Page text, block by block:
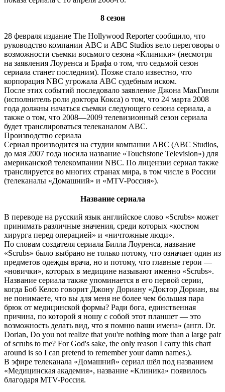
8 сезон
28 февраля издание The Hollywood Reporter сообщило, что
руководство компании ABC и ABC Studios вело переговоры о
возможности съемки восьмого сезона «Клиники» (несмотря
на заявления Лоуренса и Брафа о том, что седьмой сезон
сериала станет последним). Позже стало известно, что
корпорация NBC угрожала ABC судебным иском.
После этих событий последовало заявление Джона МакГинли
(исполнитель роли доктора Кокса) о том, что 24 марта 2008
года должны начаться съемки следующего сезона сериала, а
также о том, что 2008—2009 телевизионный сезон сериала
будет транслироваться телеканалом ABC.
Производство сериала
Сериал производится на студии компании ABC (ABC Studios,
до мая 2007 года носила название «Touchstone Television») для
американской телекомпании NBC. По лицензии сериал также
транслируется во многих странах мира, в том числе в России
(телеканалы «Домашний» и «MTV-Россия»).
Название сериала
В переводе на русский язык английское слово «Scrubs» может
принимать различные значения, среди которых «костюм
хирурга перед операцией» и «ничтожные люди».
По словам создателя сериала Билла Лоуренса, название
«Scrubs» было выбрано не только потому, что означает один из
предметов одежды врача, но и потому, что главные герои —
«новички», которых в медицине называют именно «Scrubs».
Название сериала также упоминается в его первой серии,
когда Боб Келсо говорит Джону Дориану «Доктор Дориан, вы
не понимаете, что вы для меня не более чем большая пара
брюк от медицинской формы? Ради бога, единственная
причина, по которой я ношу с собой этот планшет — это
возможность делать вид, что я помню ваши имена» (англ. Dr.
Dorian, Do you not realize that you're nothing more than a large pair
of scrubs to me? For God's sake, the only reason I carry this chart
around is so I can pretend to remember your damn names.).
В эфире телеканала «Домашний» сериал шёл под названием
«Медицинская академия», название «Клиника» появилось
благодаря МTV-Россия.